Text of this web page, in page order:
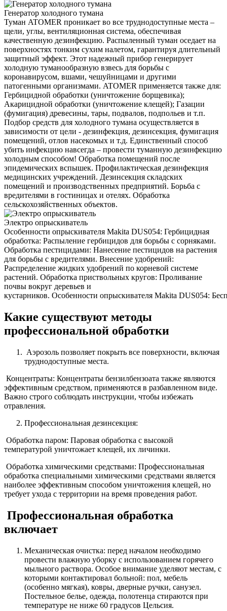
Генератор холодного тумана
Туман ATOMER проникает во все труднодоступные места –
щели, углы, вентиляционная система, обеспечивая
качественную дезинфекцию. Распыленный туман оседает на
поверхностях тонким сухим налетом, гарантируя длительный
защитный эффект. Этот надежный прибор генерирует
холодную туманообразную взвесь для борьбы с
коронавирусом, вшами, чешуйницами и другими
патогенными организмами. ATOMER применяется также для:
Гербицидной обработки (уничтожение борщевика);
Акарицидной обработки (уничтожение клещей); Газации
(фумигация) древесины, тары, подвалов, подпольев и т.п.
Подбор средств для холодного тумана осуществляется в
зависимости от цели - дезинфекция, дезинсекция, фумигация
помещений, отлов насекомых и т.д. Единственный способ
убить инфекцию навсегда – провести туманную дезинфекцию
холодным способом! Обработка помещений после
эпидемических вспышек. Профилактическая дезинфекция
медицинских учреждений. Дезинсекция складских
помещений и производственных предприятий. Борьба с
вредителями в гостиницах и отелях. Обработка
сельскохозяйственных объектов.
Электро опрыскиватель
Особенности опрыскивателя Makita DUS054: Гербицидная
обработка: Распыление гербицидов для борьбы с сорняками.
Обработка пестицидами: Нанесение пестицидов на растения
для борьбы с вредителями. Внесение удобрений:
Распределение жидких удобрений по корневой системе
растений. Обработка приствольных кругов: Проливание
почвы вокруг деревьев и
кустарников. Особенности опрыскивателя Makita DUS054:
Какие существуют методы
профессиональной обработки
Аэрозоль позволяет покрыть все поверхности, включая
труднодоступные места.
Концентраты: Концентраты бензилбензоата также являются
эффективным средством, применяются в разбавленном виде.
Важно строго соблюдать инструкции, чтобы избежать
отравления.
Профессиональная дезинсекция:
Обработка паром: Паровая обработка с высокой
температурой уничтожает клещей, их личинки.
Обработка химическими средствами: Профессиональная
обработка специальными химическими средствами является
наиболее эффективным способом уничтожения клещей, но
требует ухода с территории на время проведения работ.
Профессиональная обработка
включает
Механическая очистка: перед началом необходимо
провести влажную уборку с использованием горячего
мыльного раствора. Особое внимание уделяют местам, с
которыми контактировал больной: пол, мебель
(особенно мягкая), ковры, дверные ручки, санузел.
Постельное белье, одежда, полотенца стираются при
температуре не ниже 60 градусов Цельсия.